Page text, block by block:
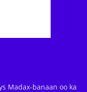
Madax-banaan oo ka